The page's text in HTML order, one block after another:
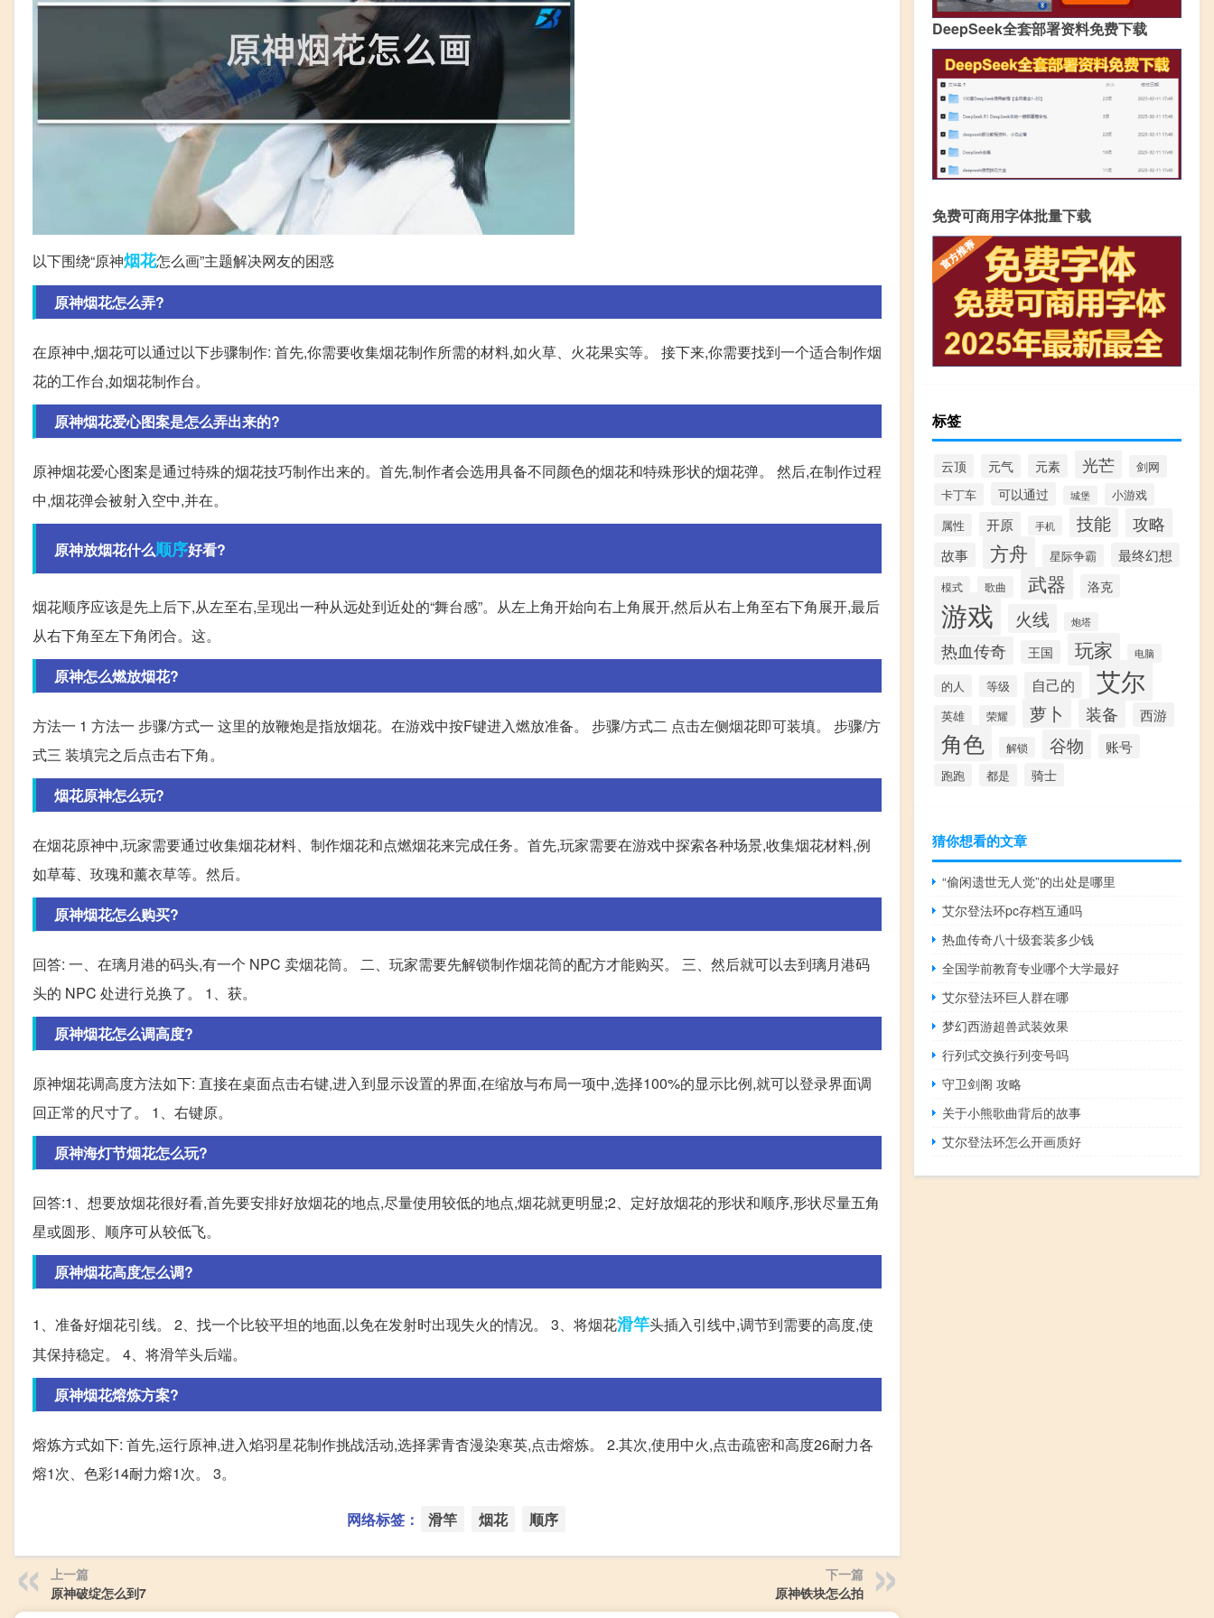
以下围绕“原神烟花怎么画”主题解决网友的困惑
原神烟花怎么弄?
在原神中,烟花可以通过以下步骤制作: 首先,你需要收集烟花制作所需的材料,如火草、火花果实等。 接下来,你需要找到一个适合制作烟
花的工作台,如烟花制作台。
原神烟花爱心图案是怎么弄出来的?
原神烟花爱心图案是通过特殊的烟花技巧制作出来的。首先,制作者会选用具备不同颜色的烟花和特殊形状的烟花弹。 然后,在制作过程
中,烟花弹会被射入空中,并在。
原神放烟花什么顺序好看?
烟花顺序应该是先上后下,从左至右,呈现出一种从远处到近处的“舞台感”。从左上角开始向右上角展开,然后从右上角至右下角展开,最后
从右下角至左下角闭合。这。
原神怎么燃放烟花?
方法一 1 方法一 步骤/方式一 这里的放鞭炮是指放烟花。在游戏中按F键进入燃放准备。 步骤/方式二 点击左侧烟花即可装填。 步骤/方
式三 装填完之后点击右下角。
烟花原神怎么玩?
在烟花原神中,玩家需要通过收集烟花材料、制作烟花和点燃烟花来完成任务。首先,玩家需要在游戏中探索各种场景,收集烟花材料,例
如草莓、玫瑰和薰衣草等。然后。
原神烟花怎么购买?
回答: 一、在璃月港的码头,有一个 NPC 卖烟花筒。 二、玩家需要先解锁制作烟花筒的配方才能购买。 三、然后就可以去到璃月港码
头的 NPC 处进行兑换了。 1、获。
原神烟花怎么调高度?
原神烟花调高度方法如下: 直接在桌面点击右键,进入到显示设置的界面,在缩放与布局一项中,选择100%的显示比例,就可以登录界面调
回正常的尺寸了。 1、右键原。
原神海灯节烟花怎么玩?
回答:1、想要放烟花很好看,首先要安排好放烟花的地点,尽量使用较低的地点,烟花就更明显;2、定好放烟花的形状和顺序,形状尽量五角
星或圆形、顺序可从较低飞。
原神烟花高度怎么调?
1、准备好烟花引线。 2、找一个比较平坦的地面,以免在发射时出现失火的情况。 3、将烟花滑竿头插入引线中,调节到需要的高度,使
其保持稳定。 4、将滑竿头后端。
原神烟花熔炼方案?
熔炼方式如下: 首先,运行原神,进入焰羽星花制作挑战活动,选择霁青杳漫染寒英,点击熔炼。 2.其次,使用中火,点击疏密和高度26耐力各
熔1次、色彩14耐力熔1次。 3。
网络标签： 滑竿 烟花 顺序
上一篇
原神破绽怎么到7
下一篇
原神铁块怎么拍
DeepSeek全套部署资料免费下载
免费可商用字体批量下载
标签
云顶 元气 元素 光芒
剑网
卡丁车
可以通过 城堡
小游戏
属性
开原 手机 技能 攻略
故事 方舟 星际争霸 最终幻想
模式 歌曲 武器 洛克
游戏 火线 炮塔
热血传奇 王国 玩家 电脑
的人 等级 自己的 艾尔
英雄 荣耀 萝卜 装备 西游
角色 解锁 谷物 账号
跑跑 都是 骑士
猜你想看的文章
“偷闲遗世无人觉”的出处是哪里
艾尔登法环pc存档互通吗
热血传奇八十级套装多少钱
全国学前教育专业哪个大学最好
艾尔登法环巨人群在哪
梦幻西游超兽武装效果
行列式交换行列变号吗
守卫剑阁 攻略
关于小熊歌曲背后的故事
艾尔登法环怎么开画质好